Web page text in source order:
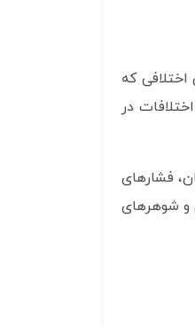
که
در
فشارهای
و شوهرهای